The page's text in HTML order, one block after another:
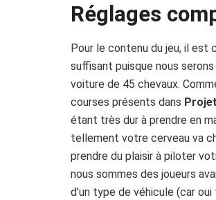
Réglages
Pour le contenu du jeu, il
suffisant puisque nous serons
voiture de 45 chevaux.
courses présents dans
étant très dur à prendre en
tellement votre cerveau va
prendre du plaisir à piloter
nous sommes des joueurs
d’un type de véhicule (car